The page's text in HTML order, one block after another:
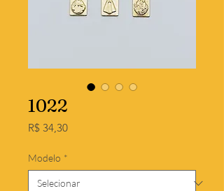
1022
R$ 34,30Preço
Modelo *